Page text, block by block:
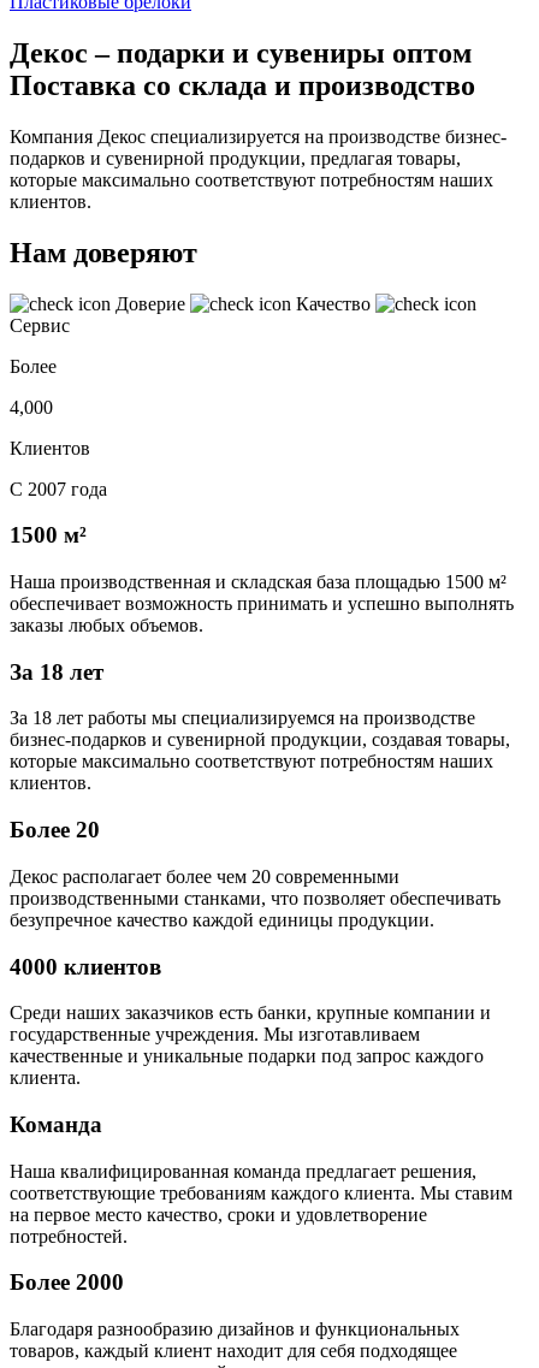
Декос – подарки и сувениры оптом
Поставка со склада и производство
Компания Декос специализируется на производстве бизнес-
подарков и сувенирной продукции, предлагая товары,
которые максимально соответствуют потребностям наших
клиентов.
Нам доверяют
Доверие
Качество
Сервис
Более
4,000
Клиентов
С 2007 года
1500 м²
Наша производственная и складская база площадью 1500 м²
обеспечивает возможность принимать и успешно выполнять
заказы любых объемов.
За 18 лет
За 18 лет работы мы специализируемся на производстве
бизнес-подарков и сувенирной продукции, создавая товары,
которые максимально соответствуют потребностям наших
клиентов.
Более 20
Декос располагает более чем 20 современными
производственными станками, что позволяет обеспечивать
безупречное качество каждой единицы продукции.
4000 клиентов
Среди наших заказчиков есть банки, крупные компании и
государственные учреждения. Мы изготавливаем
качественные и уникальные подарки под запрос каждого
клиента.
Команда
Наша квалифицированная команда предлагает решения,
соответствующие требованиям каждого клиента. Мы ставим
на первое место качество, сроки и удовлетворение
потребностей.
Более 2000
Благодаря разнообразию дизайнов и функциональных
товаров, каждый клиент находит для себя подходящее